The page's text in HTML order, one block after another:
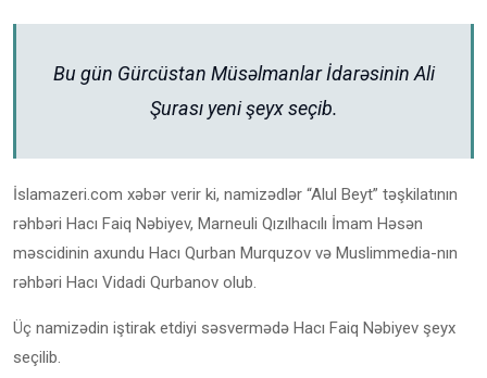
Bu gün Gürcüstan Müsəlmanlar İdarəsinin Ali
Şurası yeni şeyx seçib.
İslamazeri.com xəbər verir ki, namizədlər “Alul Beyt” təşkilatının
rəhbəri Hacı Faiq Nəbiyev, Marneuli Qızılhacılı İmam Həsən
məscidinin axundu Hacı Qurban Murquzov və Muslimmedia-nın
rəhbəri Hacı Vidadi Qurbanov olub.
Üç namizədin iştirak etdiyi səsvermədə Hacı Faiq Nəbiyev şeyx
seçilib.